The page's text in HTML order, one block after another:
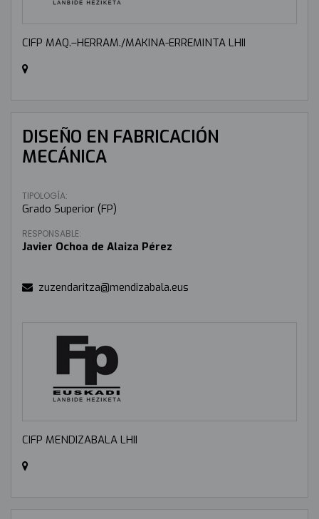
CIFP MAQ.–HERRAM./MAKINA-ERREMINTA LHII
DISEÑO EN FABRICACIÓN
MECÁNICA
TIPOLOGÍA:
Grado Superior (FP)
RESPONSABLE:
Javier Ochoa de Alaiza Pérez
zuzendaritza@mendizabala.eus
CIFP MENDIZABALA LHII